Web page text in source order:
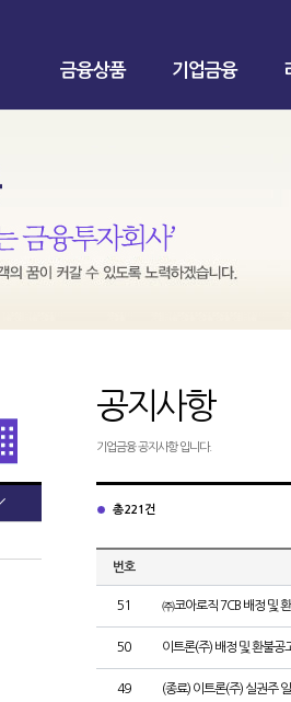
금융상품 기업금융
공지사항
기업금융 공지사항 입니다.
총 221건
번호
51 ㈜코아로직 7CB 배정 및
50 이트론(주) 배정 및 환불공
49 (종료) 이트론(주) 실권주